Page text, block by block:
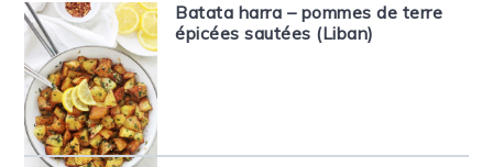
Batata harra – pommes de terre
épicées sautées (Liban)